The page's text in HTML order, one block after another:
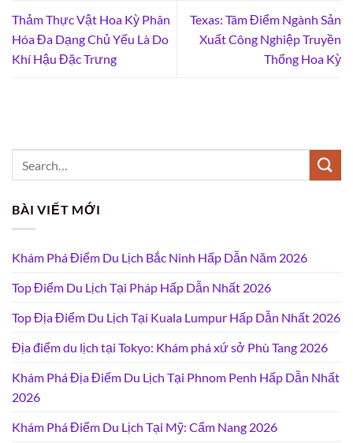
Thảm Thực Vật Hoa Kỳ Phân
Hóa Đa Dạng Chủ Yếu Là Do
Khí Hậu Đặc Trưng
Texas: Tâm Điểm Ngành Sản
Xuất Công Nghiệp Truyền
Thống Hoa Kỳ
BÀI VIẾT MỚI
Khám Phá Điểm Du Lịch Bắc Ninh Hấp Dẫn Năm 2026
Top Điểm Du Lịch Tại Pháp Hấp Dẫn Nhất 2026
Top Địa Điểm Du Lịch Tại Kuala Lumpur Hấp Dẫn Nhất 2026
Địa điểm du lịch tại Tokyo: Khám phá xứ sở Phù Tang 2026
Khám Phá Địa Điểm Du Lịch Tại Phnom Penh Hấp Dẫn Nhất
2026
Khám Phá Điểm Du Lịch Tại Mỹ: Cẩm Nang 2026